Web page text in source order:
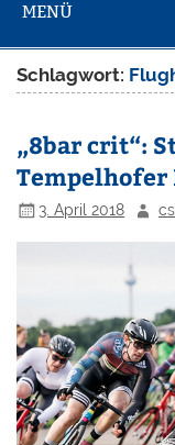
MENÜ
Schlagwort:
„8bar crit“:
3. April 2018